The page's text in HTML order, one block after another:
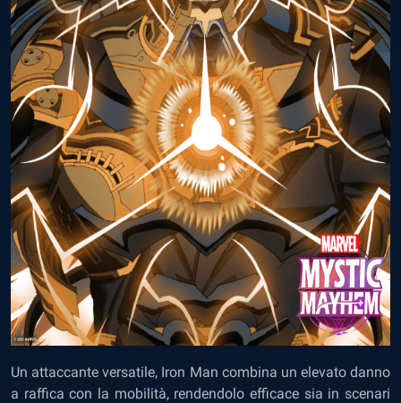
Un attaccante versatile, Iron Man combina un elevato danno
a raffica con la mobilità, rendendolo efficace sia in scenari